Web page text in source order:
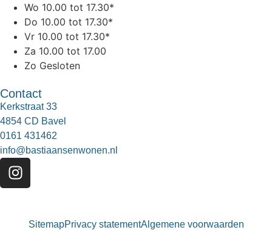
Wo 10.00 tot 17.30*
Do 10.00 tot 17.30*
Vr 10.00 tot 17.30*
Za 10.00 tot 17.00
Zo Gesloten
Contact
Kerkstraat 33
4854 CD Bavel
0161 431462
info@bastiaansenwonen.nl
SitemapPrivacy statementAlgemene voorwaarden